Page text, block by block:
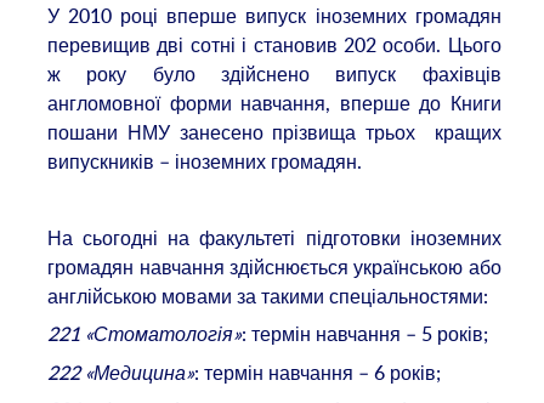
У 2010 році вперше випуск іноземних громадян
перевищив дві сотні і становив 202 особи. Цього
ж року було здійснено випуск фахівців
англомовної форми навчання, вперше до Книги
пошани НМУ занесено прізвища трьох кращих
випускників – іноземних громадян.
На сьогодні на факультеті підготовки іноземних
громадян навчання здійснюється українською або
англійською мовами за такими спеціальностями:
221 «Стоматологія»: термін навчання – 5 років;
222«Медицина»: термін навчання – 6 років;